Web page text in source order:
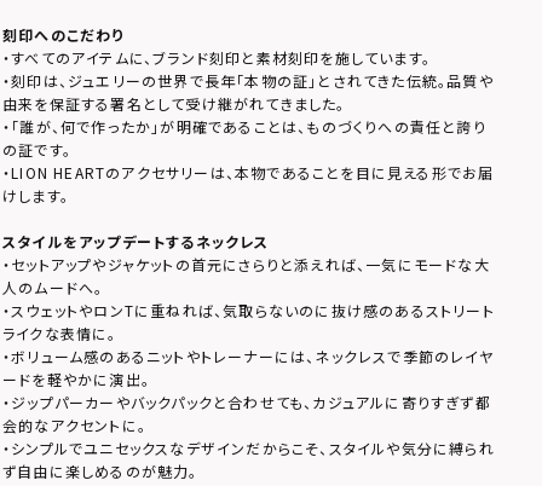
刻印へのこだわり
・すべてのアイテムに、ブランド刻印と素材刻印を施しています。
・刻印は、ジュエリーの世界で長年「本物の証」とされてきた伝統。品質や
由来を保証する署名として受け継がれてきました。
・「誰が、何で作ったか」が明確であることは、ものづくりへの責任と誇り
の証です。
・LION HEARTのアクセサリーは、本物であることを目に見える形でお届
けします。
スタイルをアップデートするネックレス
・セットアップやジャケットの首元にさらりと添えれば、一気にモードな大
人のムードへ。
・スウェットやロンTに重ねれば、気取らないのに抜け感のあるストリート
ライクな表情に。
・ボリューム感のあるニットやトレーナーには、ネックレスで季節のレイヤ
ードを軽やかに演出。
・ジップパーカーやバックパックと合わせても、カジュアルに寄りすぎず都
会的なアクセントに。
・シンプルでユニセックスなデザインだからこそ、スタイルや気分に縛られ
ず自由に楽しめるのが魅力。